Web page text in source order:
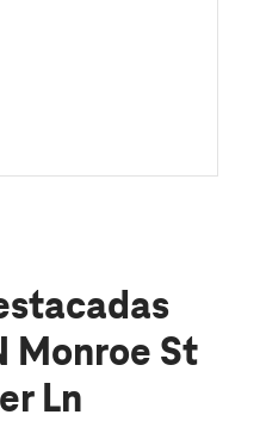
Monroe St
Ln